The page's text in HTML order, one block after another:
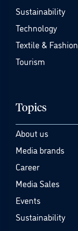
Sustainability
Technology
Textile & Fashion
Tourism
Topics
About us
Media brands
Career
Media Sales
Events
Sustainability